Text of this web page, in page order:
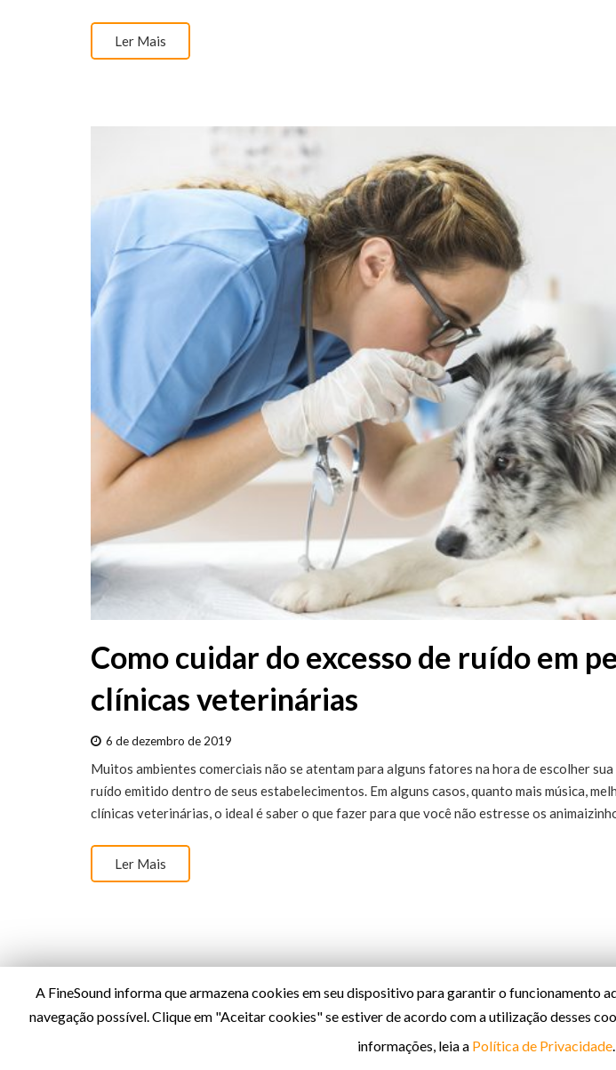
Ler Mais
Como cuidar do excesso de ruído em
clínicas veterinárias
6 de dezembro de 2019
Muitos ambientes comerciais não se atentam para alguns fatores na hora de escolher
ruído emitido dentro de seus estabelecimentos. Em alguns casos, quanto mais música,
clínicas veterinárias, o ideal é saber o que fazer para que você não estresse os
Ler Mais
A FineSound informa que armazena cookies em seu dispositivo para garantir o funcionamento
navegação possível. Clique em "Aceitar cookies" se estiver de acordo com a utilização desses
informações, leia a Política de Privacidade.